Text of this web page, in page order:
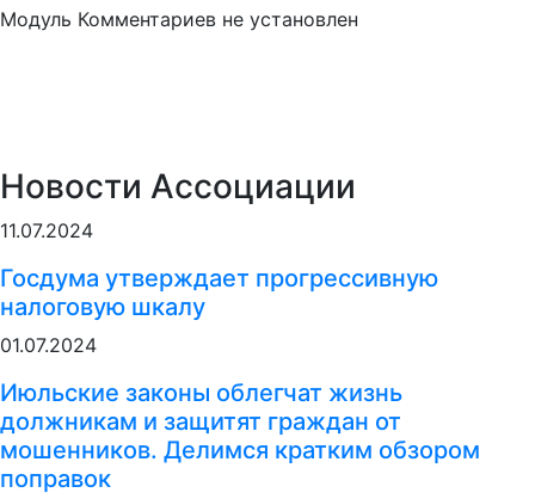
Модуль Комментариев не установлен
Новости Ассоциации
11.07.2024
Госдума утверждает прогрессивную
налоговую шкалу
01.07.2024
Июльские законы облегчат жизнь
должникам и защитят граждан от
мошенников. Делимся кратким обзором
поправок